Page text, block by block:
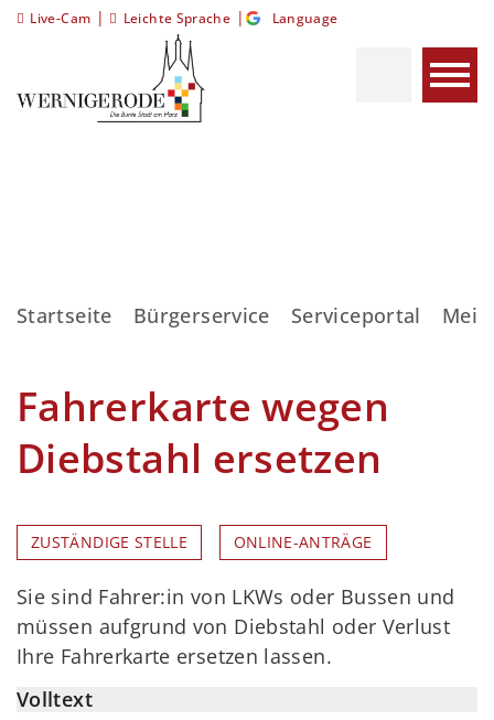
Live-Cam | Leichte Sprache | Language
Startseite Bürgerservice Serviceportal
Fahrerkarte wegen
Diebstahl ersetzen
ZUSTÄNDIGE STELLE ONLINE-ANTRÄGE
Sie sind Fahrer:in von LKWs oder Bussen und
müssen aufgrund von Diebstahl oder Verlust
Ihre Fahrerkarte ersetzen lassen.
Volltext